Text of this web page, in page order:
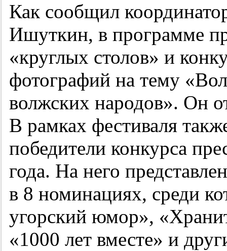
Как сообщил
Ишуткин, в программе
«круглых столов» и
фотографий на тему
волжских народов». Он
В рамках фестиваля
победители конкурса
года. На него
в 8 номинациях, среди
угорский юмор»,
«1000 лет вместе» и